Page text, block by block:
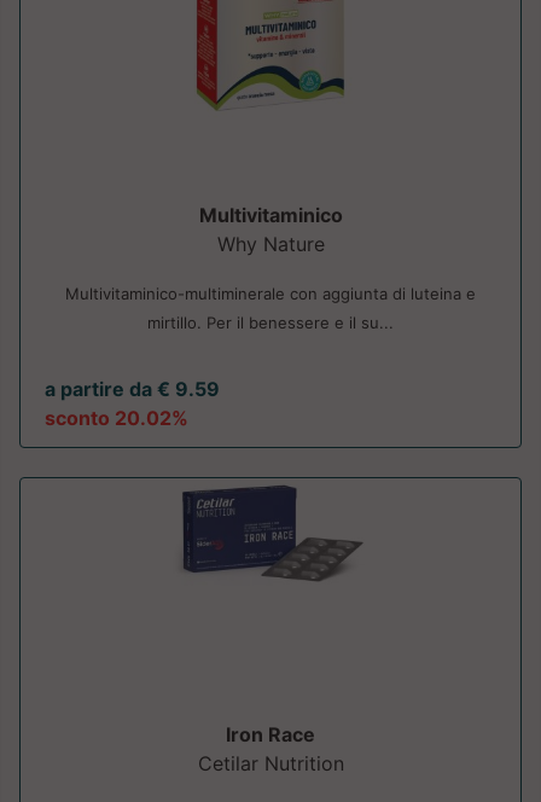
Multivitaminico
Why Nature
Multivitaminico-multiminerale con aggiunta di luteina e
mirtillo. Per il benessere e il su...
a partire da € 9.59
sconto 20.02%
Iron Race
Cetilar Nutrition